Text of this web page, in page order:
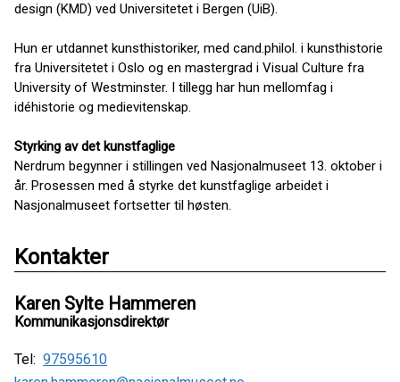
design (KMD) ved Universitetet i Bergen (UiB).
Hun er utdannet kunsthistoriker, med cand.philol. i kunsthistorie
fra Universitetet i Oslo og en mastergrad i Visual Culture fra
University of Westminster. I tillegg har hun mellomfag i
idéhistorie og medievitenskap.
Styrking av det kunstfaglige
Nerdrum begynner i stillingen ved Nasjonalmuseet 13. oktober i
år. Prosessen med å styrke det kunstfaglige arbeidet i
Nasjonalmuseet fortsetter til høsten.
Kontakter
Karen Sylte Hammeren
Kommunikasjonsdirektør
Tel: 97595610